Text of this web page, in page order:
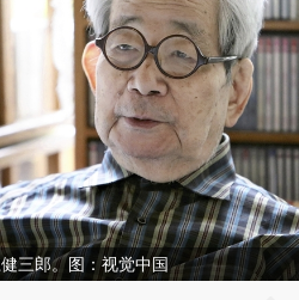
三郎。图：视觉中国